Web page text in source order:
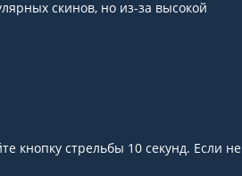
скинов, но из-за высокой
кнопку стрельбы 10 секунд. Если не